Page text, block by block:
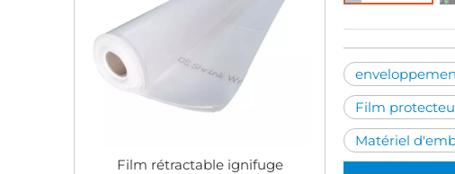
Film d'emballage de balles de
Film thermorétractable
Film
Matériel